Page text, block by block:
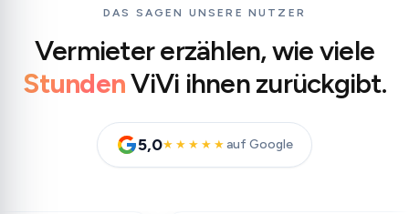
DAS SAGEN UNSERE NUTZER
Vermieter erzählen, wie viele
StundenViVi ihnen zurückgibt.
5,0★★★★★ auf Google